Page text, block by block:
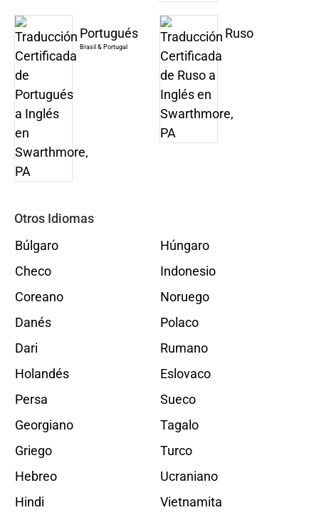
Portugués
Brasil & Portugal
Ruso
Otros Idiomas
Búlgaro
Checo
Coreano
Danés
Dari
Holandés
Persa
Georgiano
Griego
Hebreo
Hindi
Húngaro
Indonesio
Noruego
Polaco
Rumano
Eslovaco
Sueco
Tagalo
Turco
Ucraniano
Vietnamita